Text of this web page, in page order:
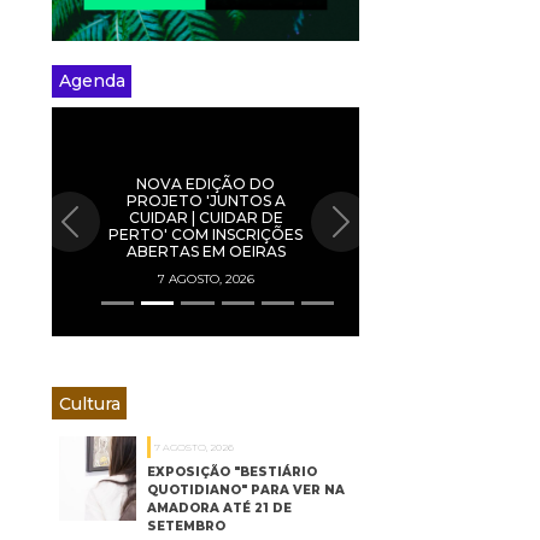
Agenda
NOVA EDIÇÃO DO
PROJETO 'JUNTOS A
CUIDAR | CUIDAR DE
PERTO' COM INSCRIÇÕES
ABERTAS EM OEIRAS
7 AGOSTO, 2026
PREVIOUS NEXT
Cultura
7 AGOSTO, 2026
EXPOSIÇÃO "BESTIÁRIO
QUOTIDIANO" PARA VER NA
AMADORA ATÉ 21 DE
SETEMBRO